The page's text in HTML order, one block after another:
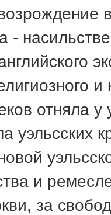
-
и
отняла у
уэльсских
и
за